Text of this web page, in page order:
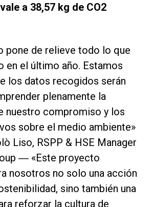
a 38,57 kg de CO2
pone de relieve todo lo que
en el último año. Estamos
los datos recogidos serán
plenamente la
nuestro compromiso y los
sobre el medio ambiente»
Liso, RSPP & HSE Manager
― «Este proyecto
nosotros no solo una acción
sino también una
reforzar la cultura de